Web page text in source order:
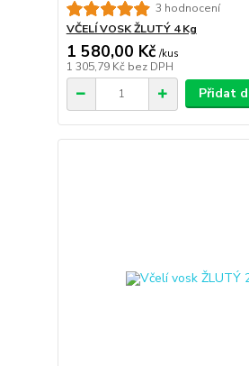
3 hodnocení
VČELÍ VOSK ŽLUTÝ 4 Kg
1 580,00 Kč /kus
1 305,79 Kč bez DPH
Přidat